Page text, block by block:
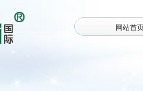
网站首